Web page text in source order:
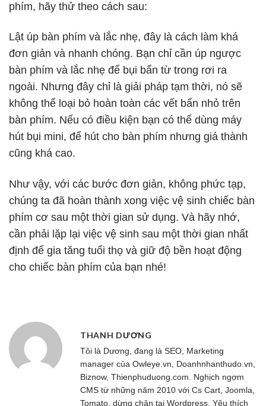
phím, hãy thử theo cách sau:
Lật úp bàn phím và lắc nhẹ, đây là cách làm khá
đơn giản và nhanh chóng. Bạn chỉ cần úp ngược
bàn phím và lắc nhẹ để bụi bẩn từ trong rơi ra
ngoài. Nhưng đây chỉ là giải pháp tạm thời, nó sẽ
không thể loại bỏ hoàn toàn các vết bẩn nhỏ trên
bàn phím. Nếu có điều kiện bạn có thể dùng máy
hút bụi mini, để hút cho bàn phím nhưng giá thành
cũng khá cao.
Như vậy, với các bước đơn giản, không phức tạp,
chúng ta đã hoàn thành xong việc vệ sinh chiếc bàn
phím cơ sau một thời gian sử dụng. Và hãy nhớ,
cần phải lặp lại việc vệ sinh sau một thời gian nhất
định để gia tăng tuổi thọ và giữ độ bền hoạt động
cho chiếc bàn phím của bạn nhé!
THANH DƯƠNG
Tôi là Dương, đang là SEO, Marketing
manager của Owleye.vn , Doanhnhanthudo.vn,
Biznow, Thienphuduong.com. Nghịch ngợm
CMS từ những năm 2010 với Cs Cart, Joomla,
Tomato, dừng chân tại Wordpress. Yêu thích